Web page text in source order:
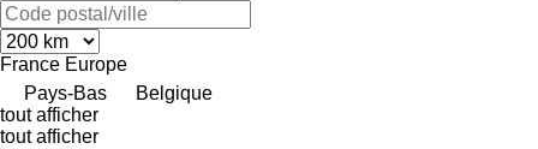
France Europe
Pays-Bas
Belgique
tout afficher
tout afficher